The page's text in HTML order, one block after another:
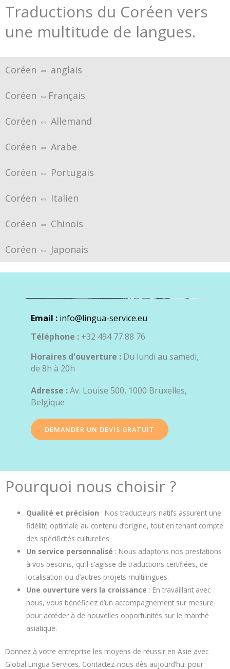
Traductions du Coréen vers
une multitude de langues.
Coréen ⇔ anglais
Coréen ⇔Français
Coréen ⇔ Allemand
Coréen ⇔ Arabe
Coréen ⇔ Portugais
Coréen ⇔ Italien
Coréen ⇔ Chinois
Coréen ⇔ Japonais
Email : info@lingua-service.eu
Téléphone : +32 494 77 88 76
Horaires d'ouverture : Du lundi au samedi,
de 8h à 20h
Adresse :Av. Louise 500, 1000 Bruxelles,
Belgique
DEMANDER UN DEVIS GRATUIT
Pourquoi nous choisir ?
Qualité et précision : Nos traducteurs natifs assurent une
fidélité optimale au contenu d’origine, tout en tenant compte
des spécificités culturelles.
Un service personnalisé : Nous adaptons nos prestations
à vos besoins, qu’il s’agisse de traductions certifiées, de
localisation ou d’autres projets multilingues.
Une ouverture vers la croissance : En travaillant avec
nous, vous bénéficiez d’un accompagnement sur mesure
pour accéder à de nouvelles opportunités sur le marché
asiatique.
Donnez à votre entreprise les moyens de réussir en Asie avec
Global Lingua Services. Contactez-nous dès aujourd’hui pour